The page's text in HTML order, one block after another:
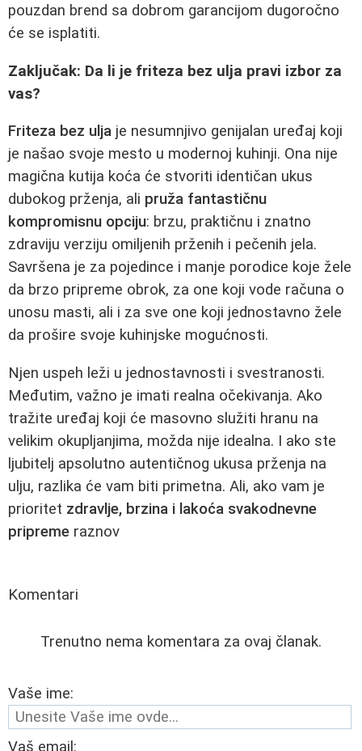
pouzdan brend sa dobrom garancijom dugoročno
će se isplatiti.
Zaključak: Da li je friteza bez ulja pravi izbor za
vas?
Friteza bez ulja je nesumnjivo genijalan uređaj koji
je našao svoje mesto u modernoj kuhinji. Ona nije
magična kutija koća će stvoriti identičan ukus
dubokog prženja, ali pruža fantastičnu
kompromisnu opciju: brzu, praktičnu i znatno
zdraviju verziju omiljenih prženih i pečenih jela.
Savršena je za pojedince i manje porodice koje žele
da brzo pripreme obrok, za one koji vode računa o
unosu masti, ali i za sve one koji jednostavno žele
da prošire svoje kuhinjske mogućnosti.
Njen uspeh leži u jednostavnosti i svestranosti.
Međutim, važno je imati realna očekivanja. Ako
tražite uređaj koji će masovno služiti hranu na
velikim okupljanjima, možda nije idealna. I ako ste
ljubitelj apsolutno autentičnog ukusa prženja na
ulju, razlika će vam biti primetna. Ali, ako vam je
prioritet zdravlje, brzina i lakoća svakodnevne
pripreme raznov
Komentari
Trenutno nema komentara za ovaj članak.
Vaše ime:
Vaš email: